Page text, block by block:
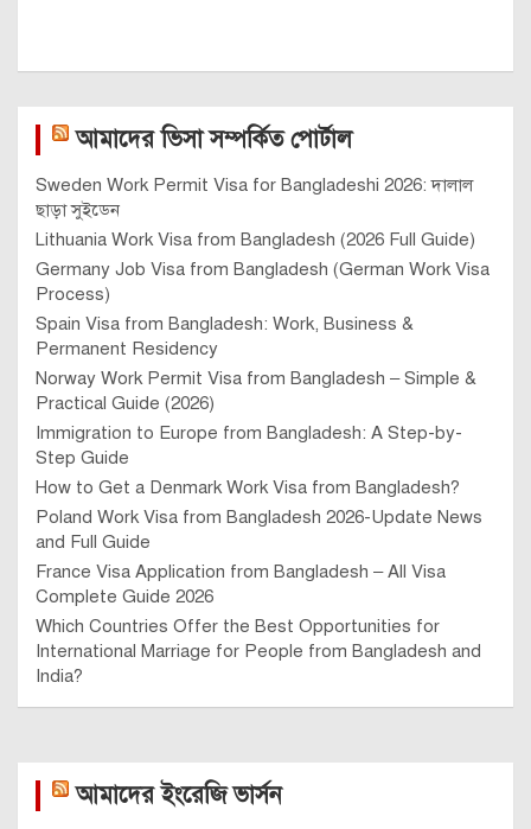
আমাদের ভিসা সম্পর্কিত পোর্টাল
Sweden Work Permit Visa for Bangladeshi 2026: দালাল
ছাড়া সুইডেন
Lithuania Work Visa from Bangladesh (2026 Full Guide)
Germany Job Visa from Bangladesh (German Work Visa
Process)
Spain Visa from Bangladesh: Work, Business &
Permanent Residency
Norway Work Permit Visa from Bangladesh – Simple &
Practical Guide (2026)
Immigration to Europe from Bangladesh: A Step-by-
Step Guide
How to Get a Denmark Work Visa from Bangladesh?
Poland Work Visa from Bangladesh 2026-Update News
and Full Guide
France Visa Application from Bangladesh – All Visa
Complete Guide 2026
Which Countries Offer the Best Opportunities for
International Marriage for People from Bangladesh and
India?
আমাদের ইংরেজি ভার্সন